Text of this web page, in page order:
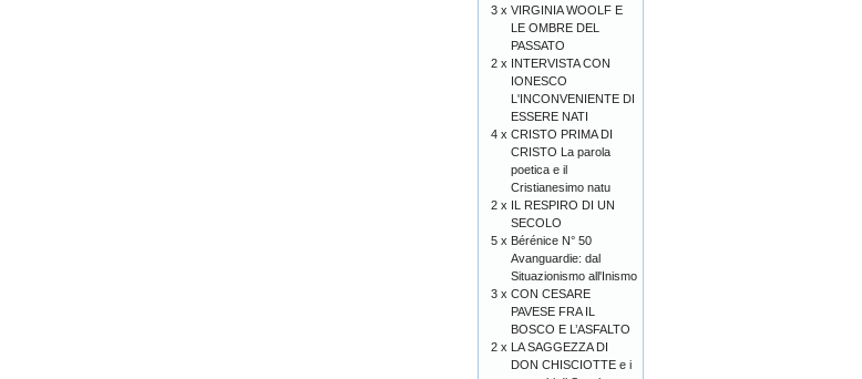
3 x VIRGINIA WOOLF E
LE OMBRE DEL
PASSATO
2 x INTERVISTA CON
IONESCO
L'INCONVENIENTE DI
ESSERE NATI
4 x CRISTO PRIMA DI
CRISTO La parola
poetica e il
Cristianesimo natu
2 x IL RESPIRO DI UN
SECOLO
5 x Bérénice N° 50
Avanguardie: dal
Situazionismo all'Inismo
3 x CON CESARE
PAVESE FRA IL
BOSCO E L’ASFALTO
2 x LA SAGGEZZA DI
DON CHISCIOTTE e i